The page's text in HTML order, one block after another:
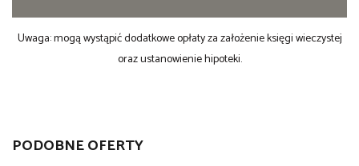
Uwaga: mogą wystąpić dodatkowe opłaty za założenie księgi wieczystej
oraz ustanowienie hipoteki.
PODOBNE OFERTY